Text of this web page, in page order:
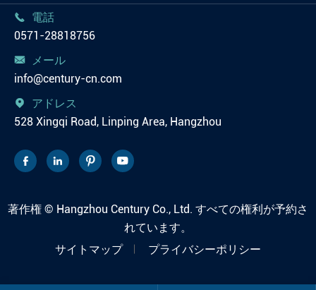

電話
0571-28818756

メール
info@century-cn.com

アドレス
528 Xingqi Road, Linping Area, Hangzhou
   
著作権 © Hangzhou Century Co., Ltd. すべての権利が予約さ
れています。
サイトマップ
プライバシーポリシー